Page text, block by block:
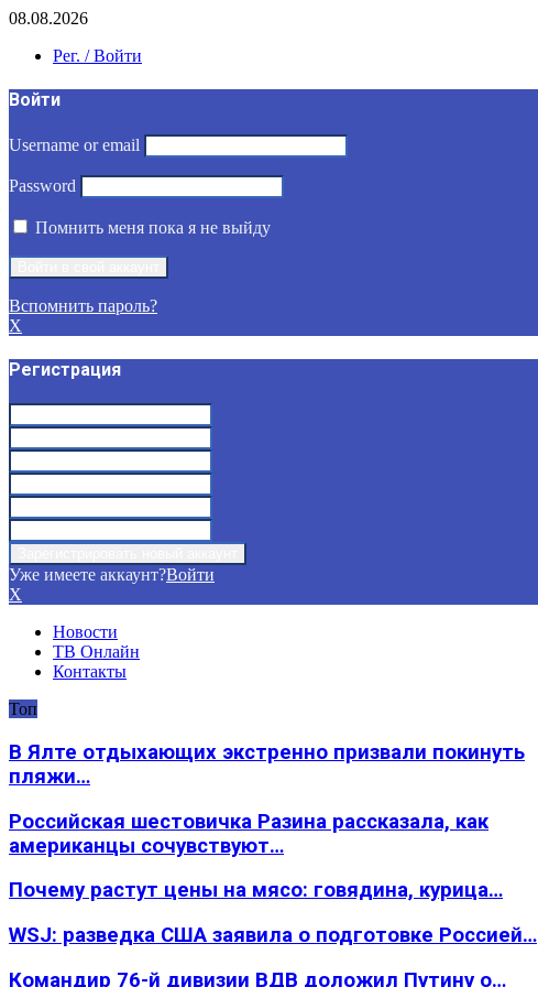
08.08.2026
Рег. / Войти
Войти
Username or email
Password
Помнить меня пока я не выйду
Вспомнить пароль?
X
Регистрация
Уже имеете аккаунт?Войти
X
Новости
ТВ Онлайн
Контакты
Топ
В Ялте отдыхающих экстренно призвали покинуть
пляжи…
Российская шестовичка Разина рассказала, как
американцы сочувствуют…
Почему растут цены на мясо: говядина, курица…
WSJ: разведка США заявила о подготовке Россией…
Командир 76-й дивизии ВДВ доложил Путину о…